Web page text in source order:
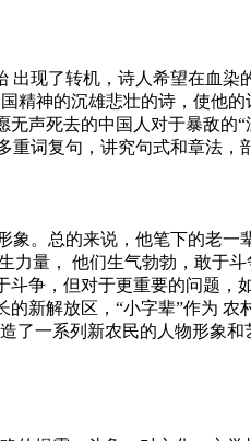
出现了转机，诗人希望在血染
精神的沉雄悲壮的诗，使他
声死去的中国人对于暴敌的
词复句，讲究句式和章法，
。总的来说，他笔下的老一
力量， 他们生气勃勃，敢于
争，但对于更重要的问题，
新解放区，“小字辈”作为 农
了一系列新农民的人物形象